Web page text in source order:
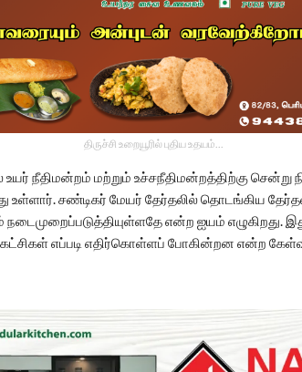
திருச்சி உறையூரில் புதிய உதயம்...
நீதிமன்றம் மற்றும் உச்சநீதிமன்றத்திற்கு
உள்ளார். சண்டிகர் மேயர் தேர்தலில் தொடங்கிய
என்ற ஐயம் எழுகிறது.
எப்படி எதிர்கொள்ளப் போகின்றன என்ற கேள்வி